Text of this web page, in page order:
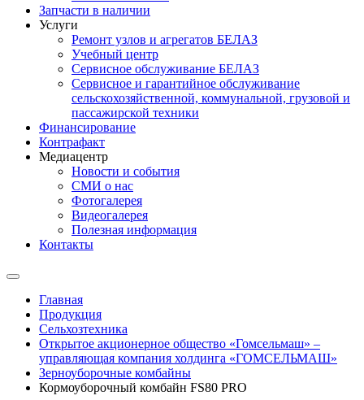
Запчасти в наличии
Услуги
Ремонт узлов и агрегатов БЕЛАЗ
Учебный центр
Сервисное обслуживание БЕЛАЗ
Сервисное и гарантийное обслуживание
сельскохозяйственной, коммунальной, грузовой и
пассажирской техники
Финансирование
Контрафакт
Медиацентр
Новости и события
СМИ о нас
Фотогалерея
Видеогалерея
Полезная информация
Контакты
Главная
Продукция
Сельхозтехника
Открытое акционерное общество «Гомсельмаш» –
управляющая компания холдинга «ГОМСЕЛЬМАШ»
Зерноуборочные комбайны
Кормоуборочный комбайн FS80 PRO